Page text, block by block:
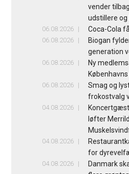
vender
udstillere
06.08.2026 Coca-Cola
06.08.2026
Biogan
generation
06.08.2026
Ny
06.08.2026
Smag og
frokostvalg
04.08.2026
løfter
04.08.2026
for
04.08.2026
Danmark